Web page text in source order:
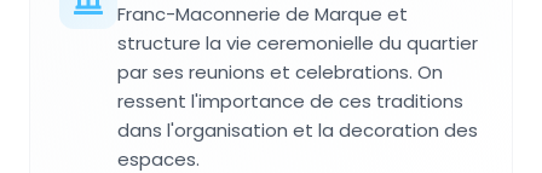
Franc-Maconnerie de Marque et
structure la vie ceremonielle du quartier
par ses reunions et celebrations. On
ressent l'importance de ces traditions
dans l'organisation et la decoration des
espaces.